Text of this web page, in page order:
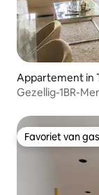
Appartement in
Gezellig-1BR-
Favoriet van
Favoriet van